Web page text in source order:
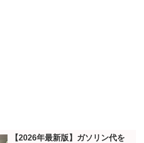
【2026年最新版】ガソリン代を